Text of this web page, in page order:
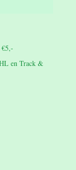
en Track &